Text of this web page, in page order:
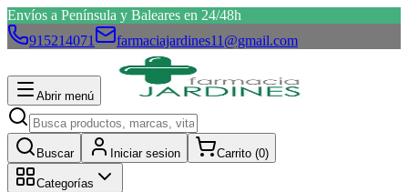
Envíos a Península y Baleares en 24/48h
915214071
farmaciajardines11@gmail.com
Abrir menú
Buscar Iniciar sesion Carrito (0)
Categorías